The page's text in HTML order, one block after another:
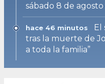
sábado 8 de
hace 46 minutos
El
tras la muerte de
a toda la familia”